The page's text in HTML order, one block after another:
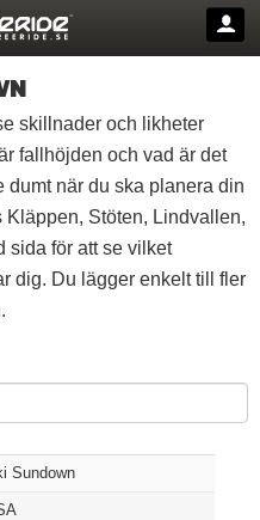
skillnader och likheter
fallhöjden och vad är det
dumt när du ska planera din
Stöten, Lindvallen,
sida för att se vilket
dig. Du lägger enkelt till fler
Sundown